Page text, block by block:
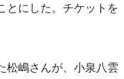
とにした。チケットを
松嶋さんが、小泉八雲